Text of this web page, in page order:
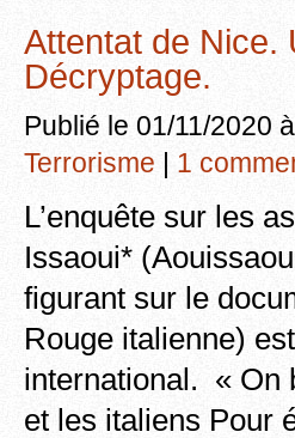
Attentat de Nice.
Décryptage.
Publié le 01/11/2020
Terrorisme | 1
L’enquête sur les
Issaoui*
figurant sur le
Rouge italienne)
international. « On
et les italiens Pour